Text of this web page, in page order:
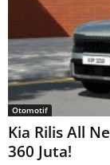
Otomotif
Kia Rilis All
360 Juta!